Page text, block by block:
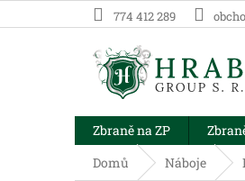
na
774 412 289
Zbraně na ZP
Domů
Náboje